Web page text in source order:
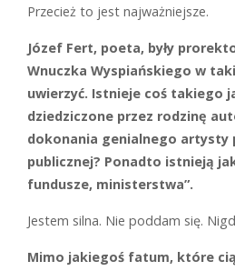
Przecież to jest najważniejsze.
Józef Fert, poeta, były
Wnuczka Wyspiańskiego w
uwierzyć. Istnieje coś takiego
dziedziczone przez rodzinę
dokonania genialnego artysty
publicznej? Ponadto ­istnieją
fundusze, ministerstwa”.
Jestem silna. Nie poddam się.
Mimo jakiegoś fatum, które